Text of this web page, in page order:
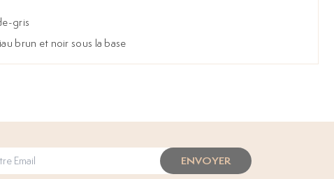
gris
brun et noir sous la base
ENVOYER